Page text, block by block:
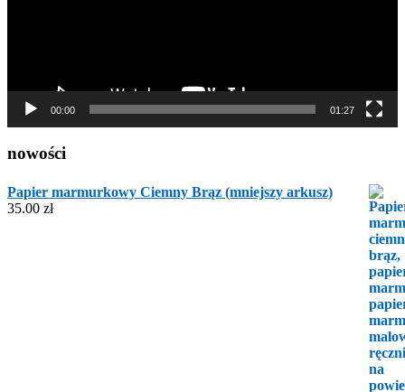
00:00 01:27
nowości
Papier marmurkowy Ciemny Brąz (mniejszy arkusz)
35.00 zł